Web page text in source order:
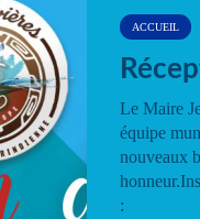
ACCUEIL
Le Maire
équipe
nouveaux
: